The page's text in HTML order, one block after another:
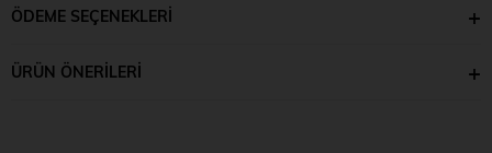
ÖDEME SEÇENEKLERI
ÜRÜN ÖNERILERI